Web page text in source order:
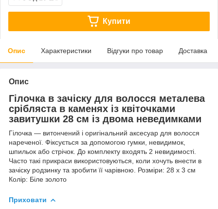
Купити
Опис Характеристики Відгуки про товар Доставка
Опис
Гілочка в зачіску для волосся металева
срібляста в каменях із квіточками
завитушки 28 см із двома неведимками
Гілочка — витончений і оригінальний аксесуар для волосся
нареченої. Фіксується за допомогою гумки, невидимок,
шпильок або стрічок. До комплекту входять 2 невидимості.
Часто такі прикраси використовуються, коли хочуть внести в
зачіску родзинку та зробити її чарівною. Розміри: 28 х 3 см
Колір: Біле золото
Приховати